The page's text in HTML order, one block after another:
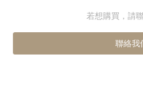
若想購買，請
聯絡我